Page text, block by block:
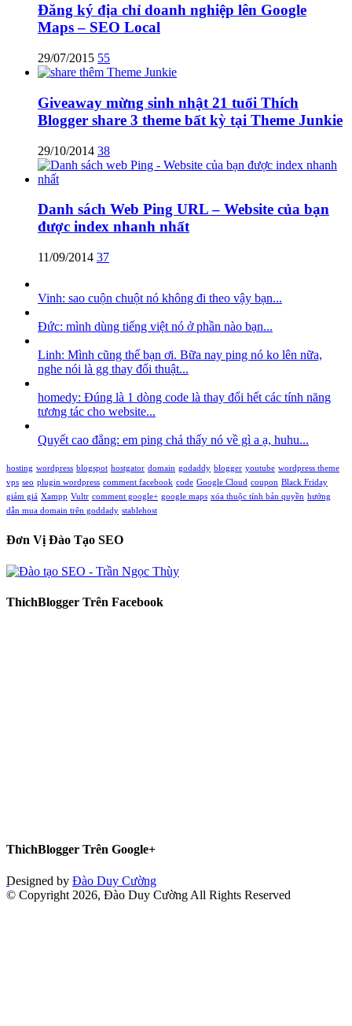
Đăng ký địa chỉ doanh nghiệp lên Google
Maps – SEO Local
29/07/2015 55
Giveaway mừng sinh nhật 21 tuổi Thích
Blogger share 3 theme bất kỳ tại Theme Junkie
29/10/2014 38
Danh sách Web Ping URL – Website của bạn
được index nhanh nhất
11/09/2014 37
Vinh: sao cuộn chuột nó không đi theo vậy bạn...
Đức: mình dùng tiếng việt nó ở phần nào bạn...
Linh: Mình cũng thế bạn ơi. Bữa nay ping nó ko lên nữa,
nghe nói là gg thay đổi thuật...
homedy: Đúng là 1 dòng code là thay đổi hết các tính năng
tương tác cho website...
Quyết cao đẳng: em ping chả thấy nó về gì a ạ, huhu...
hosting wordpress blogspot hostgator domain godaddy blogger youtube wordpress theme
vps seo plugin wordpress comment facebook code Google Cloud coupon Black Friday
giảm giá Xampp Vultr comment google+ google maps xóa thuộc tính bản quyền hướng
dẫn mua domain trên goddady stablehost
Đơn Vị Đào Tạo SEO
ThichBlogger Trên Facebook
ThichBlogger Trên Google+
Designed by Đào Duy Cường
© Copyright 2026, Đào Duy Cường All Rights Reserved